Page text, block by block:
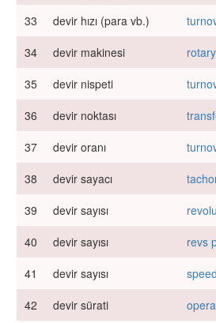
33 devir hızı (para vb.)
34
devir makinesi
rotary
35
devir nispeti
36
devir noktası
37
devir oranı
38
devir sayacı
39
devir sayısı
40
devir sayısı
revs
41
devir sayısı
speed
42
devir sürati